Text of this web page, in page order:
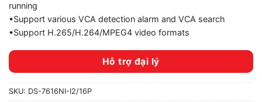
running
•Support various VCA detection alarm and VCA search
•Support H.265/H.264/MPEG4 video formats
Hỗ trợ đại lý
SKU: DS-7616NI-I2/16P